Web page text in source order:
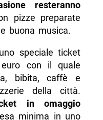
resteranno
pizze preparate
buona musica.
speciale ticket
con il quale
bibita, caffè e
della città.
in omaggio
minima in uno